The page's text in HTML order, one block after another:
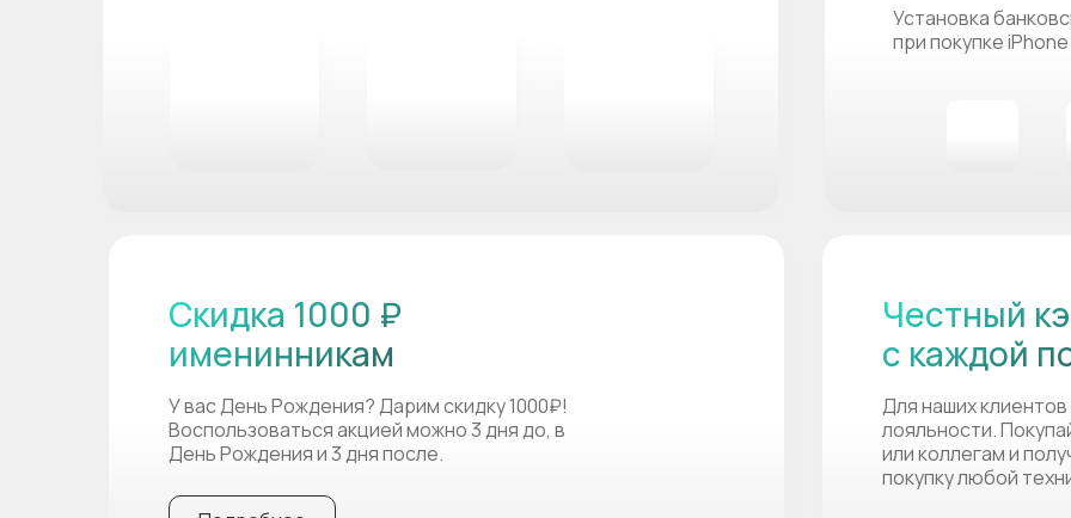
Установка
при покупке
Скидка 1000 ₽
именинникам
Для наших
лояльности.
или коллегам и
покупку любой
Честный
с каждой
У вас День Рождения? Дарим скидку 1000₽!
Воспользоваться акцией можно 3 дня до, в
День Рождения и 3 дня после.